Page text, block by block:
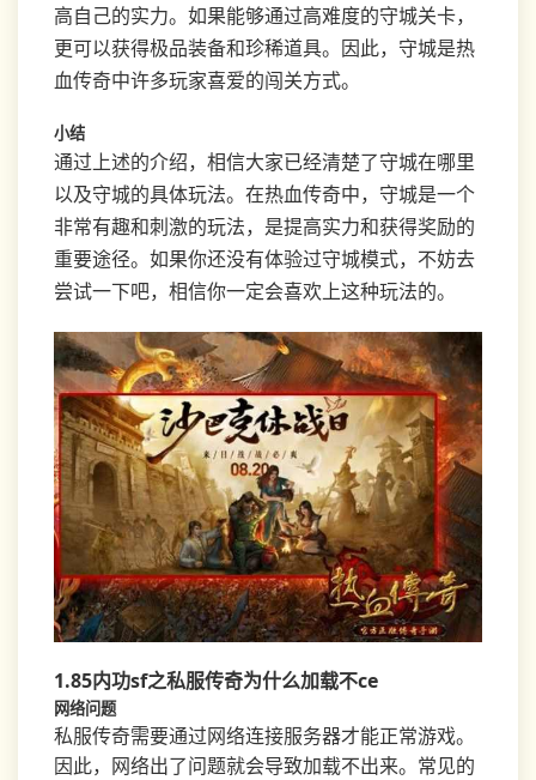
高自己的实力。如果能够通过高难度的守城关卡，
更可以获得极品装备和珍稀道具。因此，守城是热
血传奇中许多玩家喜爱的闯关方式。
小结
通过上述的介绍，相信大家已经清楚了守城在哪里
以及守城的具体玩法。在热血传奇中，守城是一个
非常有趣和刺激的玩法，是提高实力和获得奖励的
重要途径。如果你还没有体验过守城模式，不妨去
尝试一下吧，相信你一定会喜欢上这种玩法的。
1.85内功sf之私服传奇为什么加载不ce
网络问题
私服传奇需要通过网络连接服务器才能正常游戏。
因此，网络出了问题就会导致加载不出来。常见的